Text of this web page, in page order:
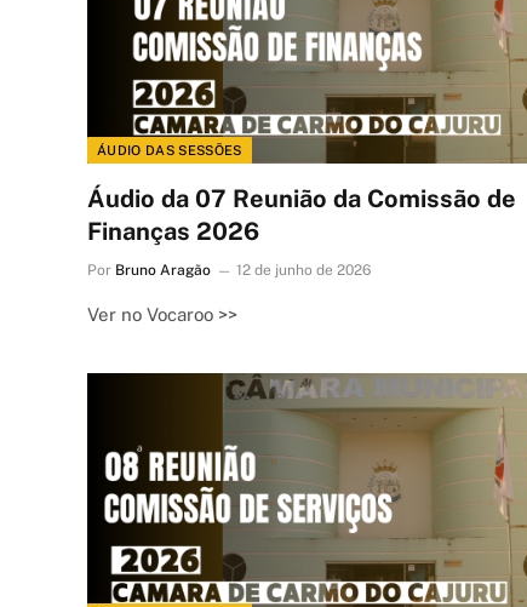
ÁUDIO DAS SESSÕES
Áudio da 07 Reunião da Comissão de
Finanças 2026
Por Bruno Aragão 12 de junho de 2026
Ver no Vocaroo >>